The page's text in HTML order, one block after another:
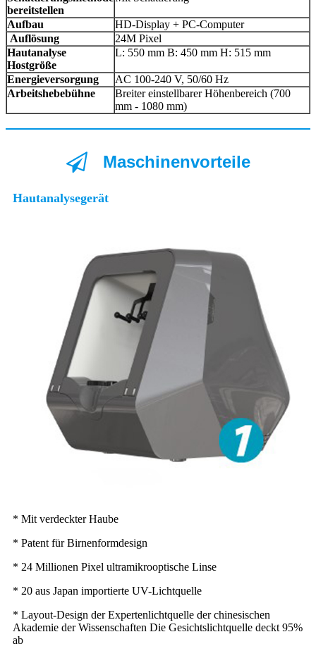
bereitstellen
Aufbau
HD-Display + PC-Computer
Auflösung
24M Pixel
Hautanalyse
Hostgröße
L: 550 mm B: 450 mm H: 515 mm
Energieversorgung
AC 100-240 V, 50/60 Hz
Arbeitshebebühne
Breiter einstellbarer Höhenbereich (700
mm - 1080 mm)
Maschinenvorteile
Hautanalysegerät
* Mit verdeckter Haube
* Patent für Birnenformdesign
* 24 Millionen Pixel ultramikrooptische Linse
* 20 aus Japan importierte UV-Lichtquelle
* Layout-Design der Expertenlichtquelle der chinesischen
Akademie der Wissenschaften Die Gesichtslichtquelle deckt 95%
ab